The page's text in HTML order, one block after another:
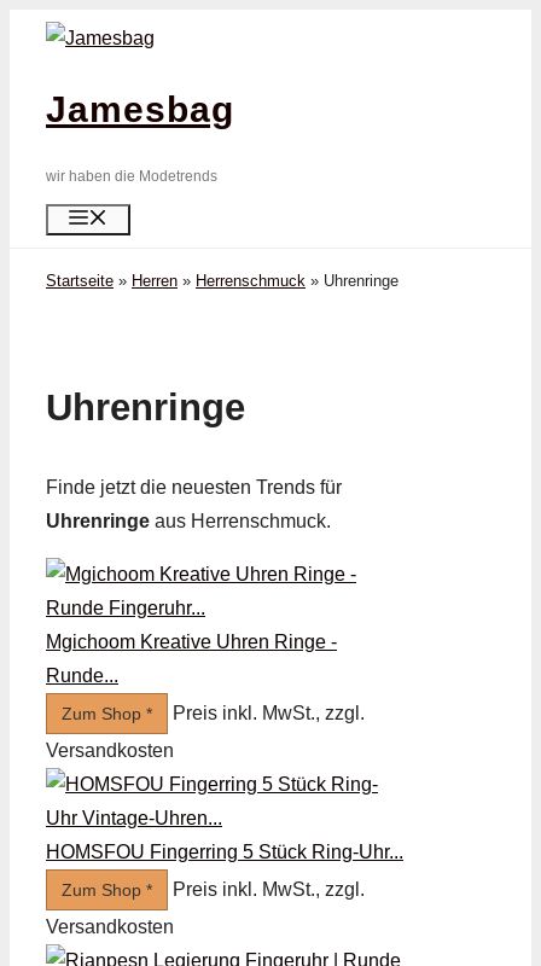
Zum
springenJamesbag
wir haben die Modetrends
Startseite » Herren » Herrenschmuck » Uhren­ringe
Uhren­ringe
Finde jetzt die neuesten Trends für
Uhren­ringe aus Herrenschmuck.
Mgichoom Kreative Uhren Ringe -
Runde...
Zum Shop *
Preis inkl. MwSt., zzgl.
Versandkosten
HOMSFOU Fingerring 5 Stück Ring-Uhr...
Zum Shop *
Preis inkl. MwSt., zzgl.
Versandkosten